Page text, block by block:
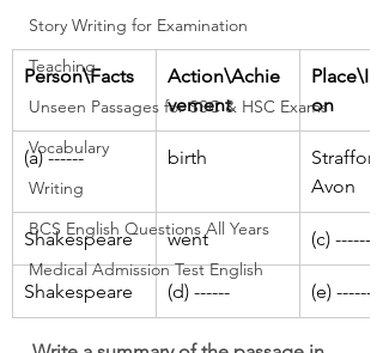
Story Writing for Examination
Teaching
Unseen Passages for SSC & HSC Exams
Vocabulary
Writing
BCS English Questions All Years
Medical Admission Test English
Person\Facts
Action\Achie
vement
on
(a) ------ birth
Avon
Shakespeare went (c) ------
Shakespeare (d) ------ (e) ------